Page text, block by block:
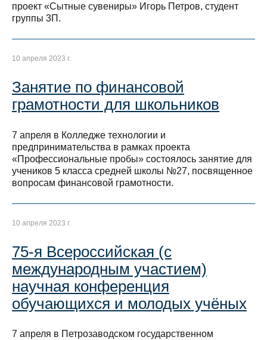
проект «Сытные сувениры» Игорь Петров, студент
группы 3П.
10 апреля 2023 г.
Занятие по финансовой
грамотности для школьников
7 апреля в Колледже технологии и
предпринимательства в рамках проекта
«Профессиональные пробы» состоялось занятие для
учеников 5 класса средней школы №27, посвященное
вопросам финансовой грамотности.
10 апреля 2023 г.
75-я Всероссийская (с
международным участием)
научная конференция
обучающихся и молодых учёных
7 апреля в Петрозаводском государственном